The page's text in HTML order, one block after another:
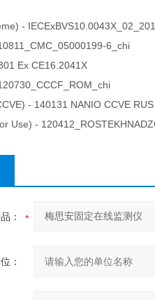
-
6_chi
Ex CE16.2041X
- 140131 NANIO CCVE
Use) -
：
：